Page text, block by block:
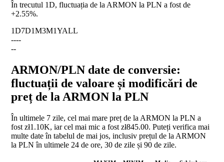
În trecutul 1D, fluctuația de la ARMON la PLN a fost de
+2.55%.
1D7D1M3M1YALL
----
--
ARMON/PLN date de conversie:
fluctuații de valoare și modificări de
preț de la ARMON la PLN
În ultimele 7 zile, cel mai mare preț de la ARMON la PLN a
fost zł1.10K, iar cel mai mic a fost zł845.00. Puteți verifica mai
multe date în tabelul de mai jos, inclusiv prețul de la ARMON
la PLN în ultimele 24 de ore, 30 de zile și 90 de zile.